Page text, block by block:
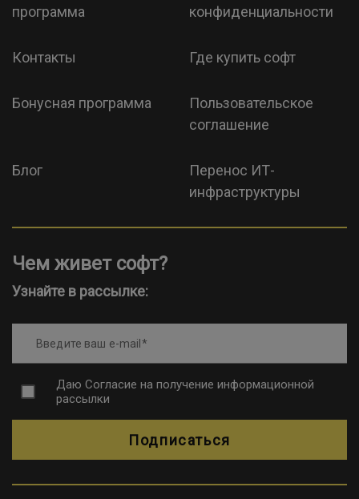
программа
конфиденциальности
Контакты Где купить софт
Бонусная программа
Пользовательское
соглашение
Блог
Перенос ИТ-
инфраструктуры
Чем живет софт?
Узнайте в рассылке:
Введите ваш e-mail
Даю Согласие на получение информационной
рассылки
Подписаться